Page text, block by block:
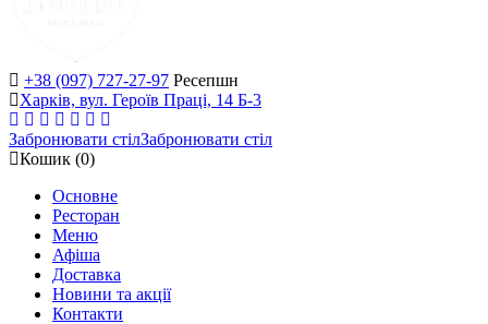
+38 (097) 727-27-97 Ресепшн
Харків, вул. Героїв Праці, 14 Б-3
Забронювати стілЗабронювати стіл
Кошик (0)
Основне
Ресторан
Меню
Афіша
Доставка
Новини та акції
Контакти